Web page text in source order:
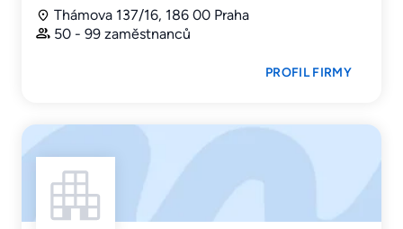
Thámova 137/16, 186 00 Praha
50 - 99 zaměstnanců
PROFIL FIRMY